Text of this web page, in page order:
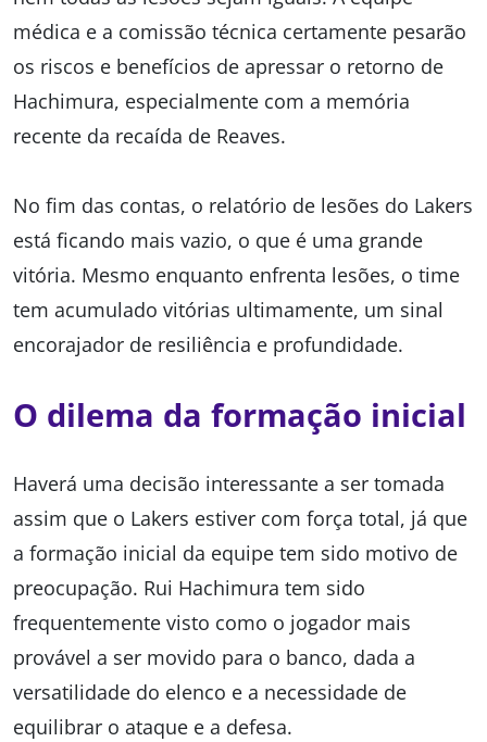
médica e a comissão técnica certamente pesarão
os riscos e benefícios de apressar o retorno de
Hachimura, especialmente com a memória
recente da recaída de Reaves.
No fim das contas, o relatório de lesões do Lakers
está ficando mais vazio, o que é uma grande
vitória. Mesmo enquanto enfrenta lesões, o time
tem acumulado vitórias ultimamente, um sinal
encorajador de resiliência e profundidade.
O dilema da formação inicial
Haverá uma decisão interessante a ser tomada
assim que o Lakers estiver com força total, já que
a formação inicial da equipe tem sido motivo de
preocupação. Rui Hachimura tem sido
frequentemente visto como o jogador mais
provável a ser movido para o banco, dada a
versatilidade do elenco e a necessidade de
equilibrar o ataque e a defesa.